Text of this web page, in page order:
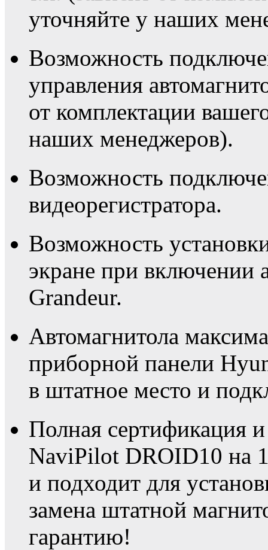
уточняйте у наших
Возможность
управления
от комплектации
наших менеджеров).
Возможность
видеорегистратора.
Возможность
экране при включении
Grandeur.
Автомагнитола
приборной панели
в штатное место и
Полная сертификация
NaviPilot DROID10 на
и подходит для
замена штатной
гарантию!